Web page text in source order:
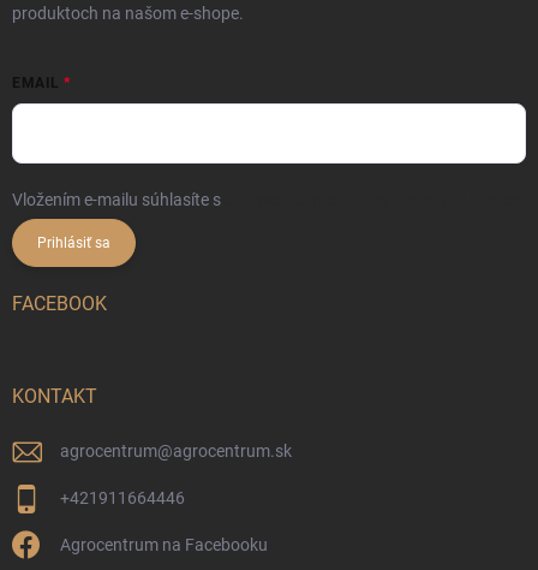
produktoch na našom e-shope.
EMAIL
Vložením e-mailu súhlasíte s
Prihlásiť sa
FACEBOOK
KONTAKT
agrocentrum@agrocentrum.sk
+421911664446
Agrocentrum na Facebooku